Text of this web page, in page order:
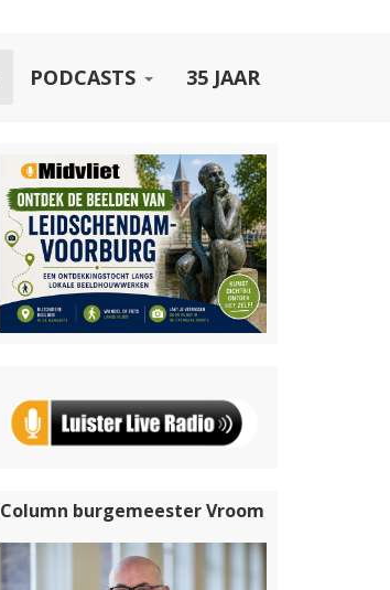
PODCASTS 35 JAAR
Column burgemeester Vroom